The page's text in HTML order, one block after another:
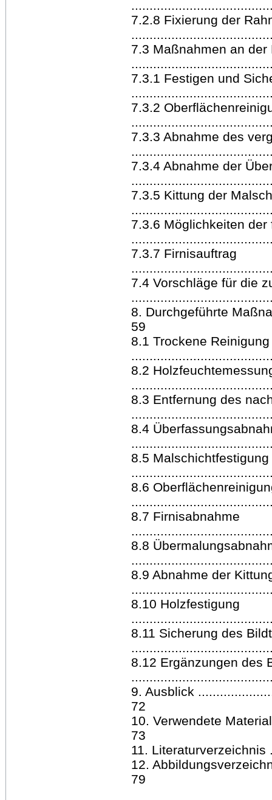
7.2.8 Fixierung der
7.3 Maßnahmen an der
7.3.1 Festigen und
7.3.2
7.3.3 Abnahme des
7.3.4 Abnahme der
7.3.5 Kittung der
7.3.6 Möglichkeiten
7.3.7 Firnisauftrag
7.4 Vorschläge für die
8. Durchgeführte
59
8.1 Trockene
8.2
8.3 Entfernung des
8.4
8.5 Malschichtfestigung
8.6
8.7 Firnisabnahme
8.8
8.9 Abnahme der
8.10 Holzfestigung
8.11 Sicherung des
8.12 Ergänzungen des
9. Ausblick
72
10. Verwendete
73
11.
12.
79